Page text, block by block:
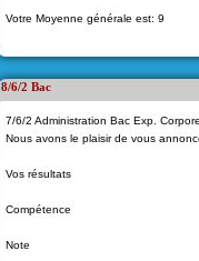
Votre Moyenne générale est: 9
8/6/2 Bac
7/6/2 Administration Bac Exp.
Nous avons le plaisir de vous
Vos résultats
Compétence
Note